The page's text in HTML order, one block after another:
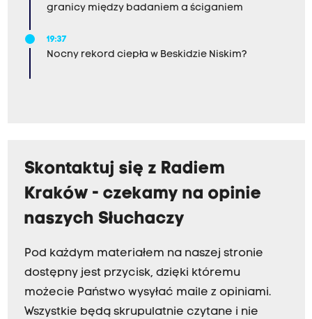
granicy między badaniem a ściganiem
19:37
Nocny rekord ciepła w Beskidzie Niskim?
Skontaktuj się z Radiem
Kraków - czekamy na opinie
naszych Słuchaczy
Pod każdym materiałem na naszej stronie
dostępny jest przycisk, dzięki któremu
możecie Państwo wysyłać maile z opiniami.
Wszystkie będą skrupulatnie czytane i nie